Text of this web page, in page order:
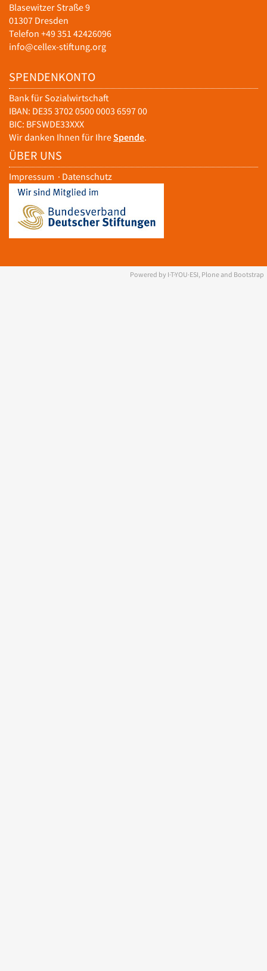
Blasewitzer Straße 9
01307 Dresden
Telefon +49 351 42426096
info@cellex-stiftung.org
SPENDENKONTO
Bank für Sozialwirtschaft
IBAN: DE35 3702 0500 0003 6597 00
BIC: BFSWDE33XXX
Wir danken Ihnen für IhreSpende.
ÜBER UNS
Impressum · Datenschutz
Powered by I·T·YOU·ESI, Plone and Bootstrap